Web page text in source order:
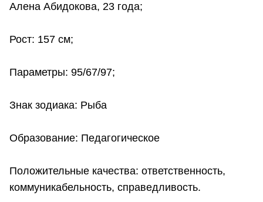
Алена Абидокова, 23 года;
Рост: 157 см;
Параметры: 95/67/97;
Знак зодиака: Рыба
Образование: Педагогическое
Положительные качества: ответственность,
коммуникабельность, справедливость.